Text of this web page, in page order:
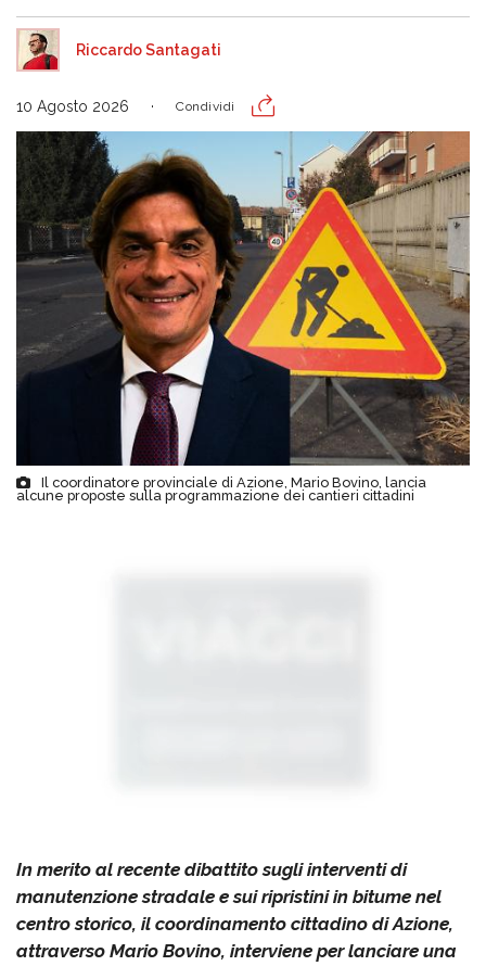
Riccardo Santagati
10 Agosto 2026 Condividi
Il coordinatore provinciale di Azione, Mario Bovino, lancia
alcune proposte sulla programmazione dei cantieri cittadini
In merito al recente dibattito sugli interventi di
manutenzione stradale e sui ripristini in bitume nel
centro storico, il coordinamento cittadino di Azione,
attraverso Mario Bovino, interviene per lanciare una